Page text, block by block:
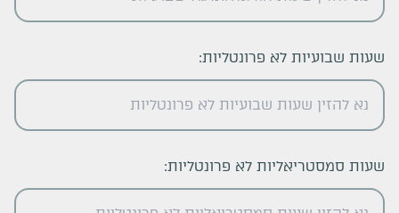
שעות שבועיות לא פרונטליות:
שעות סמסטריאליות לא פרונטליות: